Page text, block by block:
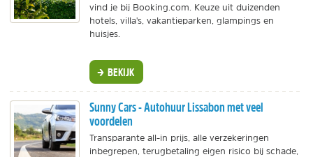
vind je bij Booking.com. Keuze uit duizenden
hotels, villa's, vakantieparken, glampings en
huisjes.
BEKIJK
Sunny Cars - Autohuur Lissabon met veel
voordelen
Transparante all-in prijs, alle verzekeringen
inbegrepen, terugbetaling eigen risico bij schade,